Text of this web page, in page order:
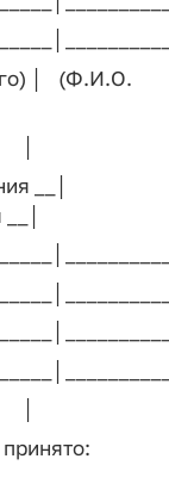
│ (Ф.И.О.
__│